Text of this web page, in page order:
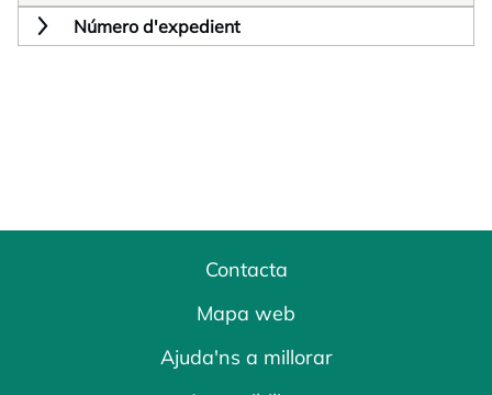
Número d'expedient
Contacta
Mapa web
Ajuda'ns a millorar